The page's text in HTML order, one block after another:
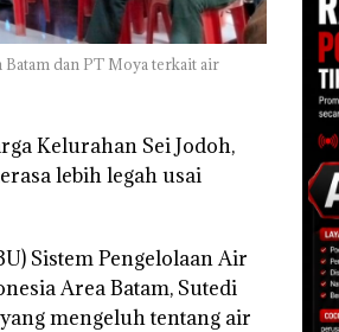
Batam dan PT Moya terkait air
Kelurahan Sei Jodoh,
lebih legah usai
Sistem Pengelolaan Air
Area Batam, Sutedi
mengeluh tentang air